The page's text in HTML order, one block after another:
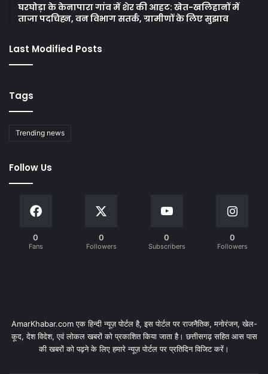
घरघोड़ा के केनापारा गांव में शेर की आहट: खेत-खलिहानों में
ताजा पदचिह्न, वन विभाग सतर्क, ग्रामीणों के लिए सुझाव
Last Modified Posts
Tags
Trending news
Follow Us
0
Fans
0
Followers
0
Subscribers
0
Followers
AmarKhabar.com एक हिन्दी न्यूज़ पोर्टल है, इस पोर्टल पर राजनैतिक, मनोरंजन, खेल-
कूद, देश विदेश, एवं लोकल खबरों को प्रकाशित किया जाता है। छत्तीसगढ़ सहित आस पास
की खबरों को पढ़ने के लिए हमारे न्यूज़ पोर्टल पर प्रतिदिन विजिट करें।